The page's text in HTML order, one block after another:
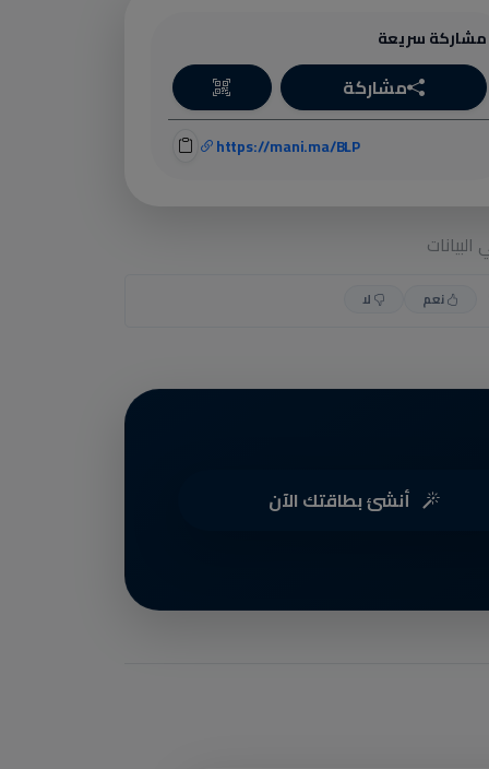
مشاركة سريعة
مشاركة
https://mani.ma/BLP
نعم لا
أنشئ بطاقتك الآن